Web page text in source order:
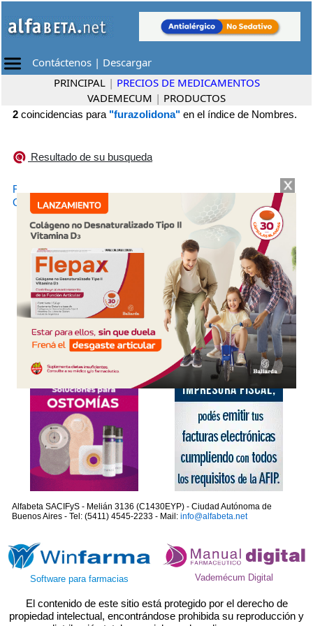
Contáctenos | Descargar
PRINCIPAL | PRECIOS DE MEDICAMENTOS
VADEMECUM | PRODUCTOS
2 coincidencias para "furazolidona" en el índice de Nombres.
Resultado de su busqueda
FURIDONA
GIARDIL•PharmaDorf
Alfabeta SACIFyS - Melián 3136 (C1430EYP) - Ciudad Autónoma de
Buenos Aires - Tel: (5411) 4545-2233 - Mail: info@alfabeta.net
Software para farmacias Vademécum Digital
El contenido de este sitio está protegido por el derecho de
propiedad intelectual, encontrándose prohibida su reproducción y